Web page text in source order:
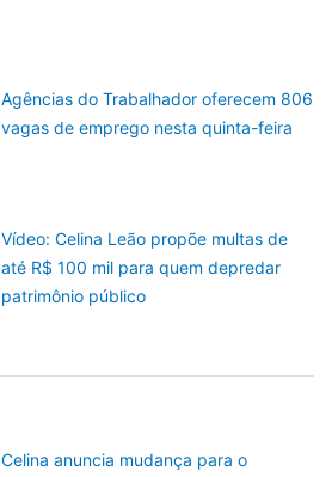
Agências do Trabalhador oferecem 806
vagas de emprego nesta quinta-feira
Vídeo: Celina Leão propõe multas de
até R$ 100 mil para quem depredar
patrimônio público
Celina anuncia mudança para o